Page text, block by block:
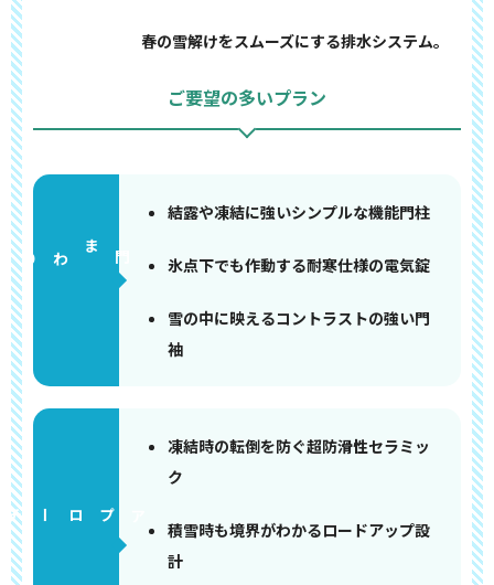
春の雪解けをスムーズにする排水システム。
ご要望の多いプラン
門まわり
結露や凍結に強いシンプルな機能門柱
氷点下でも作動する耐寒仕様の電気錠
雪の中に映えるコントラストの強い門
袖
アプローチ
凍結時の転倒を防ぐ超防滑性セラミッ
ク
積雪時も境界がわかるロードアップ設
計